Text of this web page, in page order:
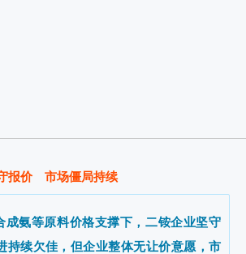
报价 市场僵局持续
成氨等原料价格支撑下，二铵企业坚守
持续欠佳，但企业整体无让价意愿，市